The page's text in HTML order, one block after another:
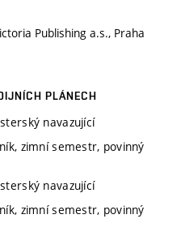
Publishing a.s., Praha
PLÁNECH
navazující
zimní semestr, povinný
navazující
zimní semestr, povinný